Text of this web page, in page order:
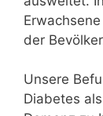
der
Unsere
Diabetes